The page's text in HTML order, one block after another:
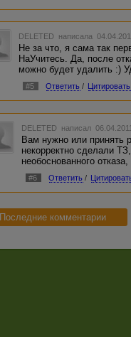
DELETED написала
Не за что, я сама так
НаУчитесь. Да, после
можно будет удалить :)
#5 Ответить / Цитировать
DELETED написал
Вам нужно или принять
некорректно сделали
необоснованного
#6 Ответить /
Последние комментарии